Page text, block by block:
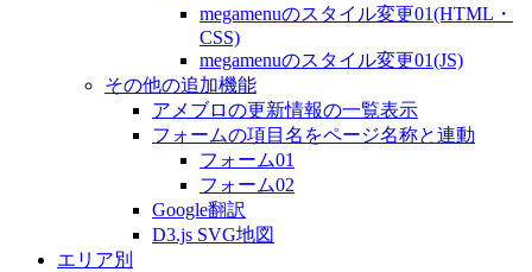
megamenuのスタイル変更01(HTML・
CSS)
megamenuのスタイル変更01(JS)
その他の追加機能
アメブロの更新情報の一覧表示
フォームの項目名をページ名称と連動
フォーム01
フォーム02
Google翻訳
D3.js SVG地図
エリア別